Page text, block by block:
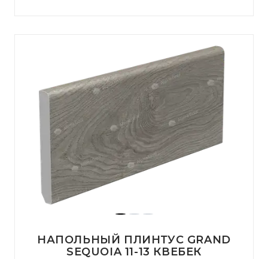
НАПОЛЬНЫЙ ПЛИНТУС GRAND
SEQUOIA 11-13 КВЕБЕК